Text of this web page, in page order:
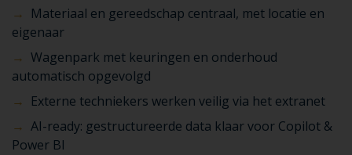
→ Materiaal en gereedschap centraal, met locatie en
eigenaar
→ Wagenpark met keuringen en onderhoud
automatisch opgevolgd
→ Externe techniekers werken veilig via het extranet
→ AI-ready: gestructureerde data klaar voor Copilot &
Power BI